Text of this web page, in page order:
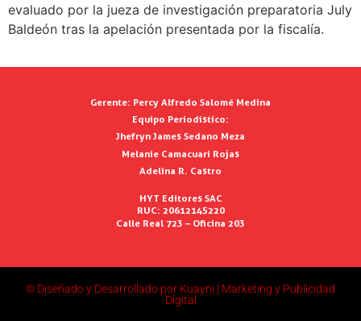
evaluado por la jueza de investigación preparatoria July
Baldeón tras la apelación presentada por la fiscalía.
Gerente: Percy Alfredo Salomé Medina
Equipo Periodístico:
Jhefryn James Sedano Meza
Melanie Camacuari Rojas
Adelina R. Castro
HYT Editores SAC
RUC: 20612145220
Calle Real 723 – Oficina 203
© Diseñado y Desarrollado por Kuayni | Marketing y Publicidad
Digital